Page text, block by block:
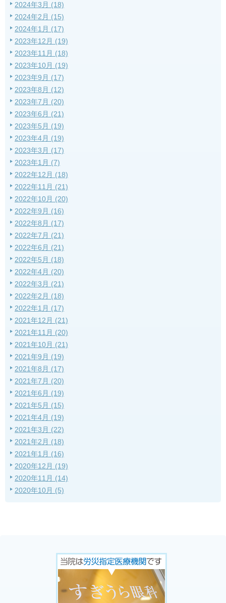
2024年3月 (18)
2024年2月 (15)
2024年1月 (17)
2023年12月 (19)
2023年11月 (18)
2023年10月 (19)
2023年9月 (17)
2023年8月 (12)
2023年7月 (20)
2023年6月 (21)
2023年5月 (19)
2023年4月 (19)
2023年3月 (17)
2023年1月 (7)
2022年12月 (18)
2022年11月 (21)
2022年10月 (20)
2022年9月 (16)
2022年8月 (17)
2022年7月 (21)
2022年6月 (21)
2022年5月 (18)
2022年4月 (20)
2022年3月 (21)
2022年2月 (18)
2022年1月 (17)
2021年12月 (21)
2021年11月 (20)
2021年10月 (21)
2021年9月 (19)
2021年8月 (17)
2021年7月 (20)
2021年6月 (19)
2021年5月 (15)
2021年4月 (19)
2021年3月 (22)
2021年2月 (18)
2021年1月 (16)
2020年12月 (19)
2020年11月 (14)
2020年10月 (5)